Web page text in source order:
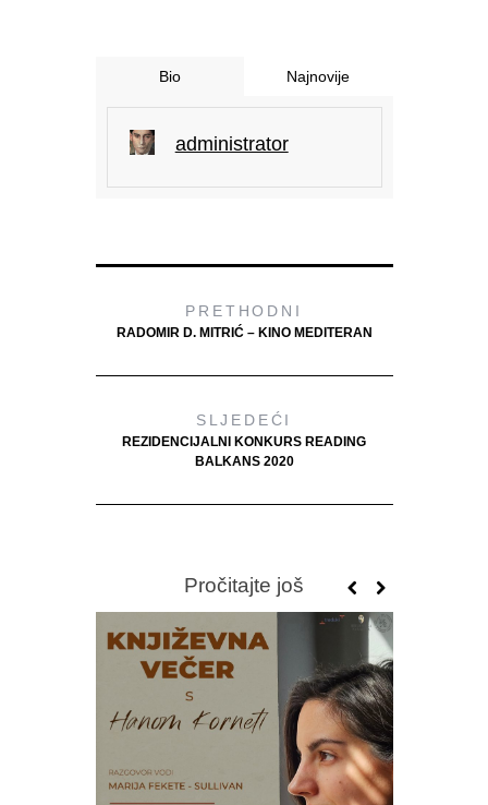
Bio Najnovije
administrator
PRETHODNI
RADOMIR D. MITRIĆ – KINO MEDITERAN
SLJEDEĆI
REZIDENCIJALNI KONKURS READING
BALKANS 2020
Pročitajte još